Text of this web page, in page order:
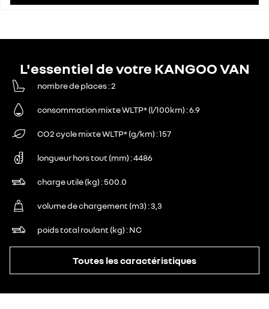
L'essentiel de votre KANGOO VAN
nombre de places 2
consommation mixte WLTP* (l/100km) 6.9
CO2 cycle mixte WLTP* (g/km) 157
longueur hors tout (mm) 4486
charge utile (kg) 500.0
volume de chargement (m3) 3,3
poids total roulant (kg) NC
Toutes les caractéristiques